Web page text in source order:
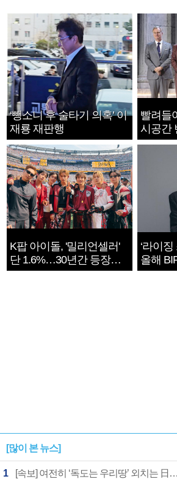
‘뺑소니 후 술타기 의혹’ 이
재룡 재판행
빨려들
시공간
지는 ‘
K팝 아이돌, '밀리언셀러'
단 1.6%…30년간 등장
1182개팀 전수조사
‘라이
올해
확정
[많이 본 뉴스]
1